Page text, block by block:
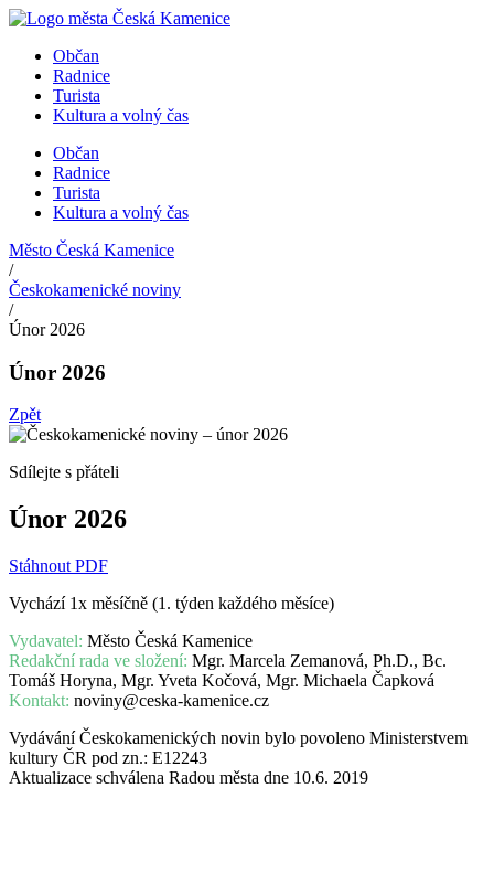
Přejít
obsahuObčan
Radnice
Turista
Kultura a volný čas
Občan
Radnice
Turista
Kultura a volný čas
Město Česká Kamenice
/
Českokamenické noviny
/
Únor 2026
Únor 2026
Zpět
Sdílejte s přáteli
Únor 2026
Stáhnout PDF
Vychází 1x měsíčně (1. týden každého měsíce)
Vydavatel: Město Česká Kamenice
Redakční rada ve složení: Mgr. Marcela Zemanová, Ph.D., Bc.
Tomáš Horyna, Mgr. Yveta Kočová, Mgr. Michaela Čapková
Kontakt: noviny@ceska-kamenice.cz
Vydávání Českokamenických novin bylo povoleno Ministerstvem
kultury ČR pod zn.: E12243
Aktualizace schválena Radou města dne 10.6. 2019